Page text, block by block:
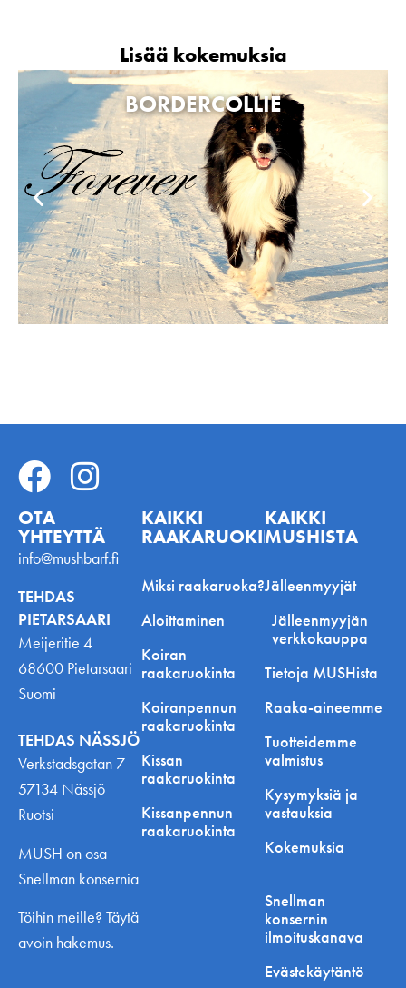
Lisää kokemuksia
BORDERCOLLIE
OTA
YHTEYTTÄ
info@mushbarf.fi
TEHDAS
PIETARSAARI
Meijeritie 4
68600 Pietarsaari
Suomi
TEHDAS NÄSSJÖ
Verkstadsgatan 7
57134 Nässjö
Ruotsi
MUSH on osa
Snellman konsernia
Töihin meille? Täytä
avoin hakemus.
KAIKKI
RAAKARUOKINNASTA
Miksi raakaruoka?
Aloittaminen
Koiran
raakaruokinta
Koiranpennun
raakaruokinta
Kissan
raakaruokinta
Kissanpennun
raakaruokinta
KAIKKI
MUSHISTA
Jälleenmyyjät
Jälleenmyyjän
verkkokauppa
Tietoja MUSHista
Raaka-aineemme
Tuotteidemme
valmistus
Kysymyksiä ja
vastauksia
Kokemuksia
Snellman
konsernin
ilmoituskanava
Evästekäytäntö